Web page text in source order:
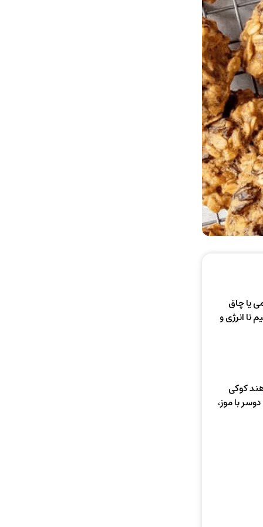
یا چاق‌
تا انرژی و
کوکی
با موز،